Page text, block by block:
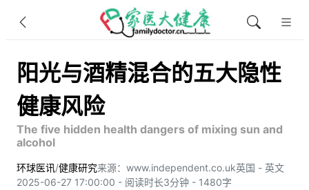
阳光与酒精混合的五大隐性
健康风险
The five hidden health dangers of mixing sun and
alcohol
环球医讯/健康研究来源：www.independent.co.uk英国 - 英文
2025-06-27 17:00:00 - 阅读时长3分钟 - 1480字